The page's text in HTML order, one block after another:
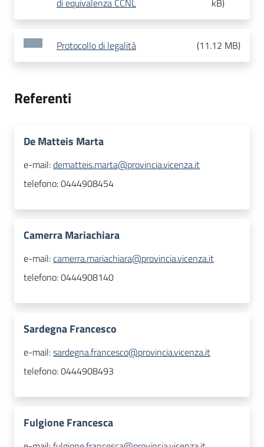
di equivalenza CCNL kB)
Protocollo di legalità (11.12 MB)
Referenti
De Matteis Marta
e-mail:dematteis.marta@provincia.vicenza.it
telefono:0444908454
Camerra Mariachiara
e-mail:camerra.mariachiara@provincia.vicenza.it
telefono:0444908140
Sardegna Francesco
e-mail:sardegna.francesco@provincia.vicenza.it
telefono:0444908493
Fulgione Francesca